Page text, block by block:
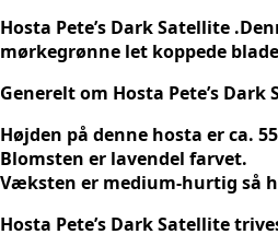
Hosta Pete’s Dark Satellite
mørkegrønne let koppede
Generelt om Hosta Pete’s Dark
Højden på denne hosta er ca.
Blomsten er lavendel farvet.
Væksten er medium-hurtig så
Hosta Pete’s Dark Satellite